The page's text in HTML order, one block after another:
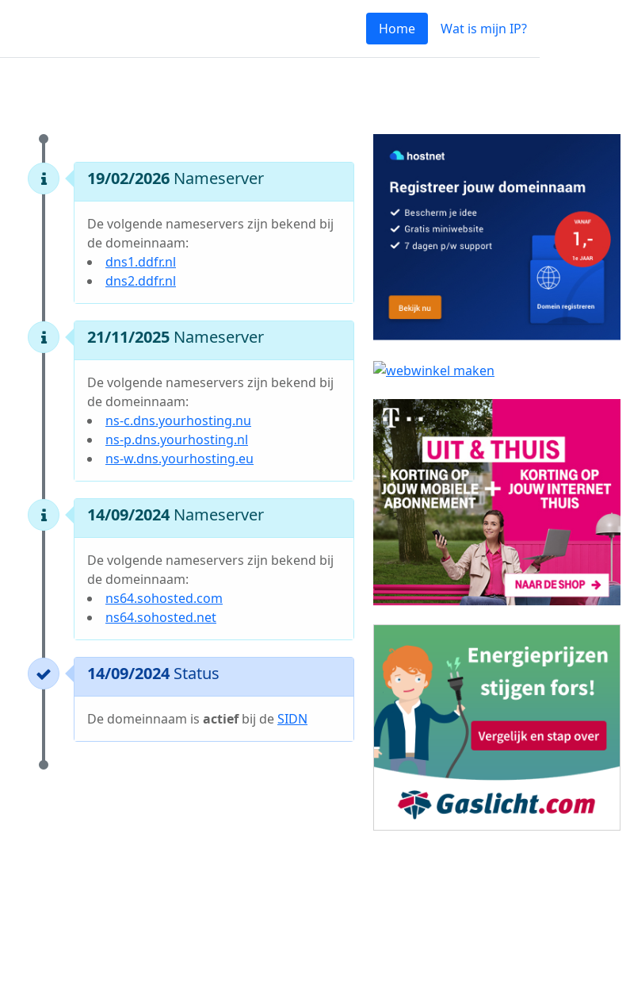
Home Wat is mijn IP?
19/02/2026 Nameserver
De volgende nameservers zijn bekend bij
de domeinnaam:
dns1.ddfr.nl
dns2.ddfr.nl
21/11/2025 Nameserver
De volgende nameservers zijn bekend bij
de domeinnaam:
ns-c.dns.yourhosting.nu
ns-p.dns.yourhosting.nl
ns-w.dns.yourhosting.eu
14/09/2024 Nameserver
De volgende nameservers zijn bekend bij
de domeinnaam:
ns64.sohosted.com
ns64.sohosted.net
14/09/2024 Status
De domeinnaam is actiefbij deSIDN